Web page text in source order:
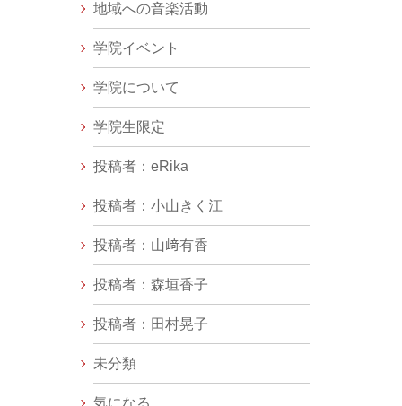
地域への音楽活動
学院イベント
学院について
学院生限定
投稿者：eRika
投稿者：小山きく江
投稿者：山﨑有香
投稿者：森垣香子
投稿者：田村晃子
未分類
気になる